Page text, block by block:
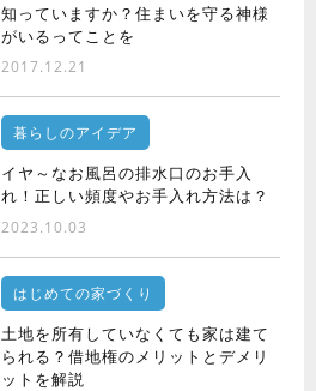
知っていますか？住まいを守る神様
がいるってことを
2017.12.21
暮らしのアイデア
イヤ～なお風呂の排水口のお手入
れ！正しい頻度やお手入れ方法は？
2023.10.03
はじめての家づくり
土地を所有していなくても家は建て
られる？借地権のメリットとデメリ
ットを解説